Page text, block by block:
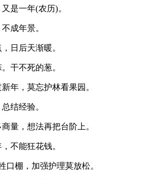
是一年(农历)。
成年景。
日后天渐暖。
干不死的葱。
年，莫忘护林看果园。
结经验。
量，想法再把台阶上。
不能狂花钱。
口棚，加强护理莫放松。